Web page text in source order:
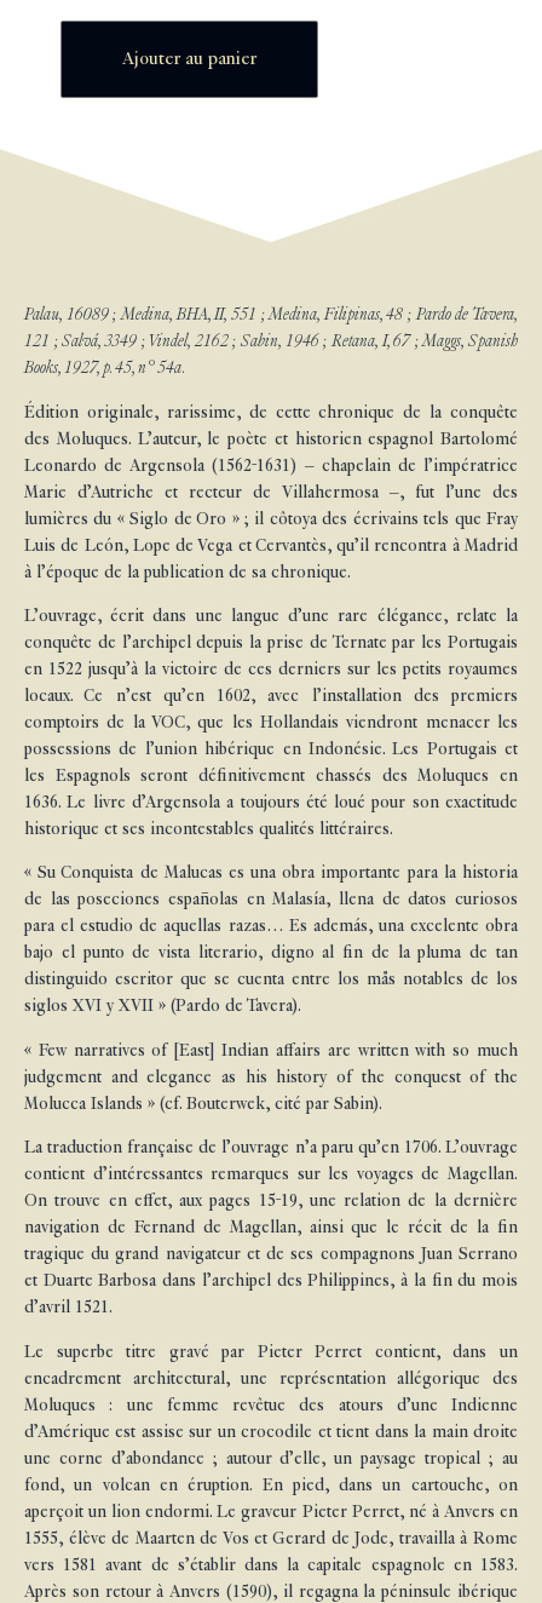
Ajouter au panier
Palau, 16089 ; Medina, BHA, II, 551 ; Medina, Filipinas, 48 ; Pardo de Tavera,
121 ; Salvá, 3349 ; Vindel, 2162 ; Sabin, 1946 ; Retana, I, 67 ; Maggs, Spanish
Books, 1927, p. 45, n° 54a.
Édition originale, rarissime, de cette chronique de la conquête
des Moluques. L’auteur, le poète et historien espagnol Bartolomé
Leonardo de Argensola (1562-1631) – chapelain de l’impératrice
Marie d’Autriche et recteur de Villahermosa –, fut l’une des
lumières du « Siglo de Oro » ; il côtoya des écrivains tels que Fray
Luis de León, Lope de Vega et Cervantès, qu’il rencontra à Madrid
à l’époque de la publication de sa chronique.
L’ouvrage, écrit dans une langue d’une rare élégance, relate la
conquête de l’archipel depuis la prise de Ternate par les Portugais
en 1522 jusqu’à la victoire de ces derniers sur les petits royaumes
locaux. Ce n’est qu’en 1602, avec l’installation des premiers
comptoirs de la VOC, que les Hollandais viendront menacer les
possessions de l’union hibérique en Indonésie. Les Portugais et
les Espagnols seront définitivement chassés des Moluques en
1636. Le livre d’Argensola a toujours été loué pour son exactitude
historique et ses incontestables qualités littéraires.
« Su Conquista de Malucas es una obra importante para la historia
de las poseciones españolas en Malasía, llena de datos curiosos
para el estudio de aquellas razas… Es además, una excelente obra
bajo el punto de vista literario, digno al fin de la pluma de tan
distinguido escritor que se cuenta entre los mås notables de los
siglos XVI y XVII » (Pardo de Tavera).
« Few narratives of [East] Indian affairs are written with so much
judgement and elegance as his history of the conquest of the
Molucca Islands » (cf. Bouterwek, cité par Sabin).
La traduction française de l’ouvrage n’a paru qu’en 1706. L’ouvrage
contient d’intéressantes remarques sur les voyages de Magellan.
On trouve en effet, aux pages 15-19, une relation de la dernière
navigation de Fernand de Magellan, ainsi que le récit de la fin
tragique du grand navigateur et de ses compagnons Juan Serrano
et Duarte Barbosa dans l’archipel des Philippines, à la fin du mois
d’avril 1521.
Le superbe titre gravé par Pieter Perret contient, dans un
encadrement architectural, une représentation allégorique des
Moluques : une femme revêtue des atours d’une Indienne
d’Amérique est assise sur un crocodile et tient dans la main droite
une corne d’abondance ; autour d’elle, un paysage tropical ; au
fond, un volcan en éruption. En pied, dans un cartouche, on
aperçoit un lion endormi. Le graveur Pieter Perret, né à Anvers en
1555, élève de Maarten de Vos et Gerard de Jode, travailla à Rome
vers 1581 avant de s’établir dans la capitale espagnole en 1583.
Après son retour à Anvers (1590), il regagna la péninsule ibérique